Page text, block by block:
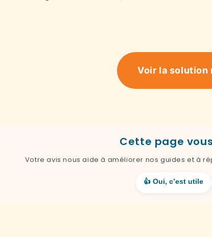
Voir la solution
Cette page
Votre avis nous aide à améliorer nos guides et à
👍 Oui, c’est utile